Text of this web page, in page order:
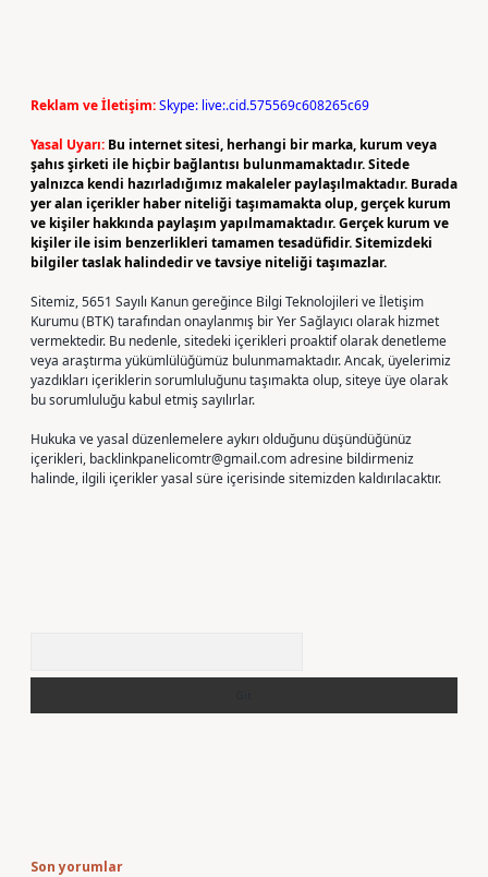
Reklam ve İletişim:Skype: live:.cid.575569c608265c69
Yasal Uyarı: Bu internet sitesi, herhangi bir marka, kurum veya
şahıs şirketi ile hiçbir bağlantısı bulunmamaktadır. Sitede
yalnızca kendi hazırladığımız makaleler paylaşılmaktadır. Burada
yer alan içerikler haber niteliği taşımamakta olup, gerçek kurum
ve kişiler hakkında paylaşım yapılmamaktadır. Gerçek kurum ve
kişiler ile isim benzerlikleri tamamen tesadüfidir. Sitemizdeki
bilgiler taslak halindedir ve tavsiye niteliği taşımazlar.
Sitemiz, 5651 Sayılı Kanun gereğince Bilgi Teknolojileri ve İletişim
Kurumu (BTK) tarafından onaylanmış bir Yer Sağlayıcı olarak hizmet
vermektedir. Bu nedenle, sitedeki içerikleri proaktif olarak denetleme
veya araştırma yükümlülüğümüz bulunmamaktadır. Ancak, üyelerimiz
yazdıkları içeriklerin sorumluluğunu taşımakta olup, siteye üye olarak
bu sorumluluğu kabul etmiş sayılırlar.
Hukuka ve yasal düzenlemelere aykırı olduğunu düşündüğünüz
içerikleri, backlinkpanelicomtr@gmail.comadresine bildirmeniz
halinde, ilgili içerikler yasal süre içerisinde sitemizden kaldırılacaktır.
Son yorumlar